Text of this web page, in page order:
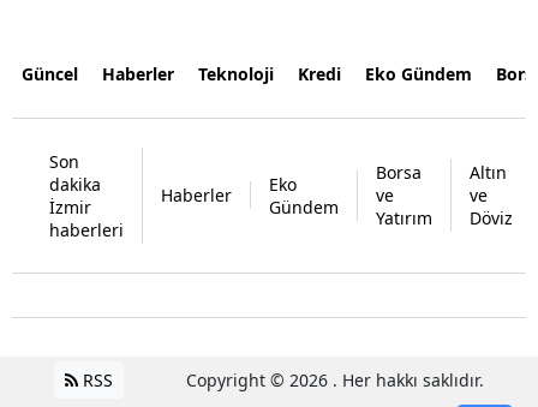
Güncel Haberler Teknoloji Kredi Eko Gündem
Son
dakika
İzmir
haberleri
Haberler
Eko
Gündem
Borsa
ve
Yatırım
Altın
ve
Döviz
RSS Copyright © 2026 . Her hakkı saklıdır.